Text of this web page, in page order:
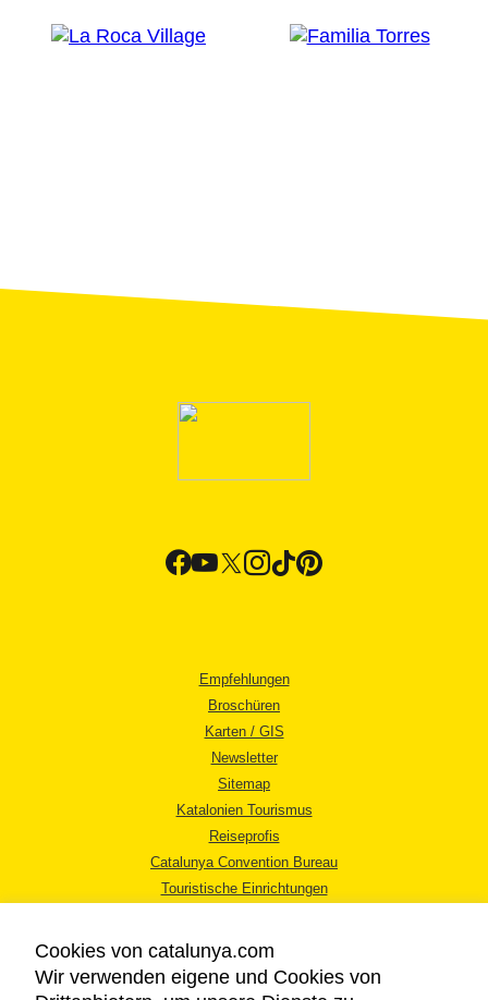
Empfehlungen
Broschüren
Karten / GIS
Newsletter
Sitemap
Katalonien Tourismus
Reiseprofis
Catalunya Convention Bureau
Touristische Einrichtungen
Cookies von catalunya.com
Wir verwenden eigene und Cookies von